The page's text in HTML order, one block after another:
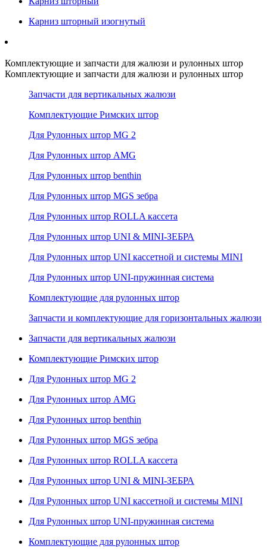
Карниз шторный изогнутый
Комплектующие и запчасти для жалюзи и рулонных штор
Комплектующие и запчасти для жалюзи и рулонных штор
Запчасти для вертикальных жалюзи
Комплектующие Римских штор
Для Рулонных штор MG 2
Для Рулонных штор AMG
Для Рулонных штор benthin
Для Рулонных штор MGS зебра
Для Рулонных штор ROLLA кассета
Для Рулонных штор UNI & MINI-ЗЕБРА
Для Рулонных штор UNI кассетной и системы MINI
Для Рулонных штор UNI-пружинная система
Комплектующие для рулонных штор
Запчасти и комплектующие для горизонтальных жалюзи
Запчасти для вертикальных жалюзи
Комплектующие Римских штор
Для Рулонных штор MG 2
Для Рулонных штор AMG
Для Рулонных штор benthin
Для Рулонных штор MGS зебра
Для Рулонных штор ROLLA кассета
Для Рулонных штор UNI & MINI-ЗЕБРА
Для Рулонных штор UNI кассетной и системы MINI
Для Рулонных штор UNI-пружинная система
Комплектующие для рулонных штор